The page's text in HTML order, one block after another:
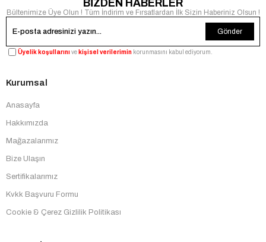
BİZDEN HABERLER
Bültenimize Üye Olun ! Tüm İndirim ve Fırsatlardan İlk Sizin Haberiniz Olsun !
Gönder
Üyelik koşullarınıve kişisel verilerimin korunmasını kabul ediyorum.
Kurumsal
Anasayfa
Hakkımızda
Mağazalarımız
Bize Ulaşın
Sertifikalarımız
Kvkk Başvuru Formu
Cookie & Çerez Gizlilik Politikası